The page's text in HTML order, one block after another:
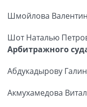
Шмойлова
Шот Наталью
Арбитражного
Абдукадырову
Акмухамедова